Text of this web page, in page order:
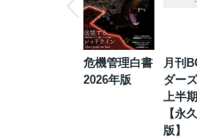
危機管理白書
2026年版
月刊
ダー
上半
【永
版】